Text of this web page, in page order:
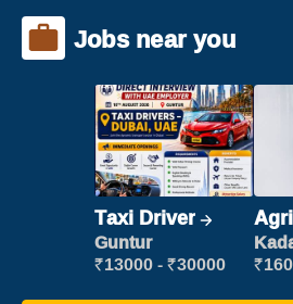
Jobs near you
Taxi Driver
Guntur
₹13000 - ₹30000